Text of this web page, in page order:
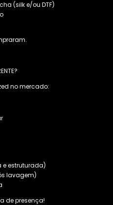
(silk e/ou DTF)
no mercado:
estruturada)
lavagem)
de presença!